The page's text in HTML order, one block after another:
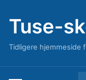
Tuse-
Tidligere hjemmeside